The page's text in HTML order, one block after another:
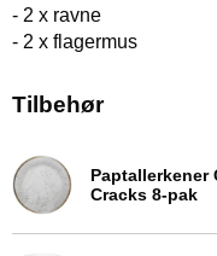
- 2 x ravne
- 2 x flagermus
Tilbehør
Paptallerkener
Cracks 8-pak
Varenr 87677